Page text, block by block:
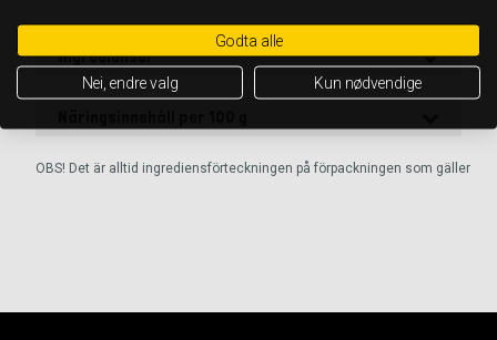
Ingredienser
OBS! Det är alltid ingrediensförteckningen på förpackningen som gäller
Godta alle
Nei, endre valg Kun nødvendige